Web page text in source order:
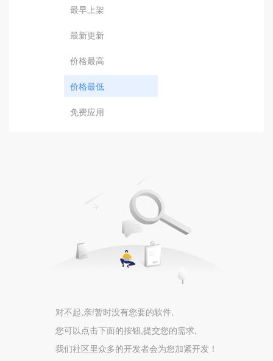
最早上架
最新更新
价格最高
价格最低
免费应用
对不起,亲!暂时没有您要的软件,
您可以点击下面的按钮,提交您的需求,
我们社区里众多的开发者会为您加紧开发！